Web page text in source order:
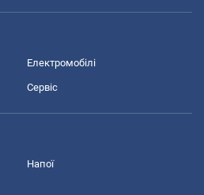
Електромобілі
Сервіс
Напої